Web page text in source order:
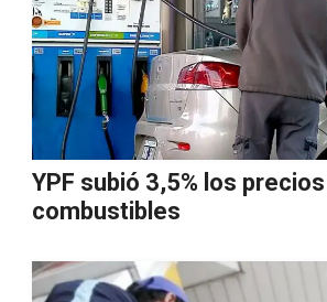
YPF subió 3,5% los
combustibles